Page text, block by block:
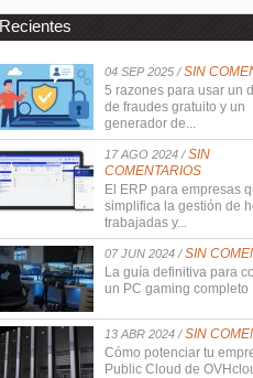
Recientes
04 SEP 2025 /SIN
5 razones para usar un
de fraudes gratuito y un
generador de...
17 AGO 2024 /SIN
COMENTARIOS
El ERP para empresas
simplifica la gestión de
trabajadas y...
07 JUN 2024 /SIN
La guía definitiva para
un PC gaming completo
13 ABR 2024 /SIN
Cómo potenciar tu
Public Cloud de